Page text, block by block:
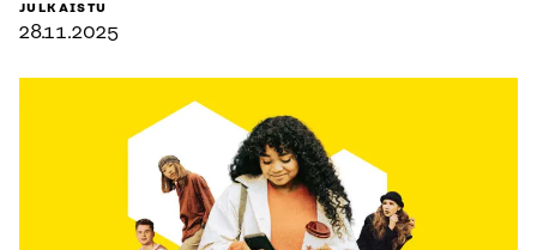
JULKAISTU
28.11.2025